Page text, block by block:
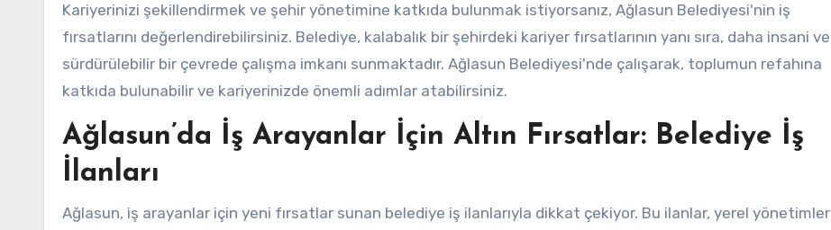
Kariyerinizi şekillendirmek ve şehir yönetimine katkıda bulunmak istiyorsanız, Ağlasun Belediyesi'nin iş
fırsatlarını değerlendirebilirsiniz. Belediye, kalabalık bir şehirdeki kariyer fırsatlarının yanı sıra, daha insani ve
sürdürülebilir bir çevrede çalışma imkanı sunmaktadır. Ağlasun Belediyesi'nde çalışarak, toplumun refahına
katkıda bulunabilir ve kariyerinizde önemli adımlar atabilirsiniz.
Ağlasun’da İş Arayanlar İçin Altın Fırsatlar: Belediye İş
İlanları
Ağlasun, iş arayanlar için yeni fırsatlar sunan belediye iş ilanlarıyla dikkat çekiyor. Bu ilanlar, yerel yönetimler